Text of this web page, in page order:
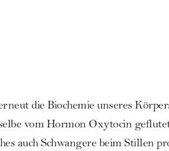
die Biochemie unseres
vom Hormon Oxytocin
auch Schwangere beim Stillen